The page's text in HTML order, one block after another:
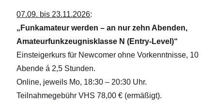
07.09. bis 23.11.2026:
„Funkamateur werden – an nur zehn Abenden,
Amateurfunkzeugnisklasse N (Entry-Level)“
Einsteigerkurs für Newcomer ohne Vorkenntnisse, 10
Abende á 2,5 Stunden.
Online, jeweils Mo, 18:30 – 20:30 Uhr.
Teilnahmegebühr VHS 78,00 € (ermäßigt).